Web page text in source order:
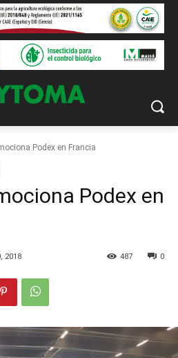
Podex en Francia
Podex en
2018 0
487